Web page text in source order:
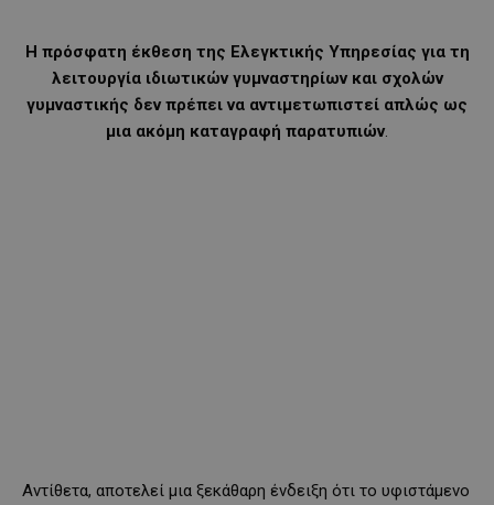
Η πρόσφατη έκθεση της Ελεγκτικής Υπηρεσίας για τη
λειτουργία ιδιωτικών γυμναστηρίων και σχολών
γυμναστικής δεν πρέπει να αντιμετωπιστεί απλώς ως
μια ακόμη καταγραφή παρατυπιών.
Αντίθετα, αποτελεί μια ξεκάθαρη ένδειξη ότι το υφιστάμενο